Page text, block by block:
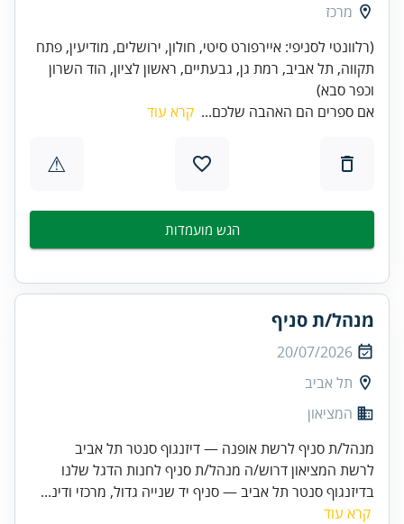
מרכז
(רלוונטי לסניפי: איירפורט סיטי, חולון, ירושלים, מודיעין, פתח
תקווה, תל אביב, רמת גן, גבעתיים, ראשון לציון, הוד השרון
וכפר סבא)
אם ספרים הם האהבה שלכם... קרא עוד
⚠
הגש מועמדות
מנהל/ת סניף
20/07/2026
תל אביב
המציאון
מנהל/ת סניף לרשת אופנה — דיזנגוף סנטר תל אביב
לרשת המציאון דרוש/ה מנהל/ת סניף לחנות הדגל שלנו
בדיזנגוף סנטר תל אביב — סניף יד שנייה גדול, מרכזי ודינ...
קרא עוד